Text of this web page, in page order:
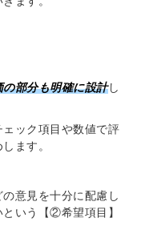
の部分も明確に設計し
ック項目や数値で評
ます。
意見を十分に配慮し
いう【②希望項目】